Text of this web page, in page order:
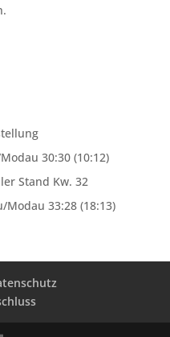
30:30 (10:12)
Stand Kw. 32
Modau 33:28 (18:13)